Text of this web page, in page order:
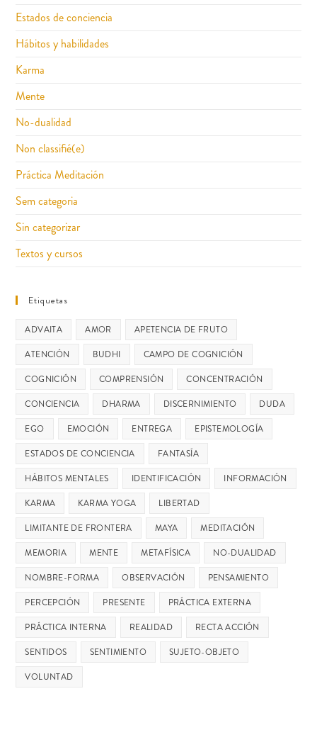
Estados de conciencia
Hábitos y habilidades
Karma
Mente
No-dualidad
Non classifié(e)
Práctica Meditación
Sem categoria
Sin categorizar
Textos y cursos
Etiquetas
ADVAITA AMOR
APETENCIA DE FRUTO
ATENCIÓN
BUDHI
CAMPO DE COGNICIÓN
COGNICIÓN
COMPRENSIÓN
CONCENTRACIÓN
CONCIENCIA
DHARMA DISCERNIMIENTO
DUDA
EGO
EMOCIÓN ENTREGA
EPISTEMOLOGÍA
ESTADOS DE CONCIENCIA
FANTASÍA
HÁBITOS MENTALES
IDENTIFICACIÓN
INFORMACIÓN
KARMA
KARMA YOGA
LIBERTAD
LIMITANTE DE FRONTERA
MAYA
MEDITACIÓN
MEMORIA
MENTE METAFÍSICA
NO-DUALIDAD
NOMBRE-FORMA
OBSERVACIÓN
PENSAMIENTO
PERCEPCIÓN
PRESENTE
PRÁCTICA EXTERNA
PRÁCTICA INTERNA
REALIDAD
RECTA ACCIÓN
SENTIDOS
SENTIMIENTO
SUJETO-OBJETO
VOLUNTAD